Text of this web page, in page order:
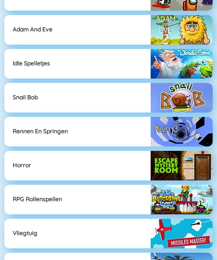
Adam And Eve
Idle Spelletjes
Snail Bob
Rennen En Springen
Horror
RPG Rollenspellen
Vliegtuig